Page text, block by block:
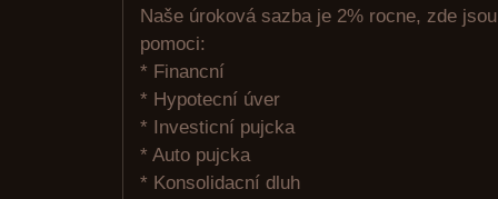
Naše úroková sazba je 2% rocne, zde
pomoci:
* Financní
* Hypotecní úver
* Investicní pujcka
* Auto pujcka
* Konsolidacní dluh